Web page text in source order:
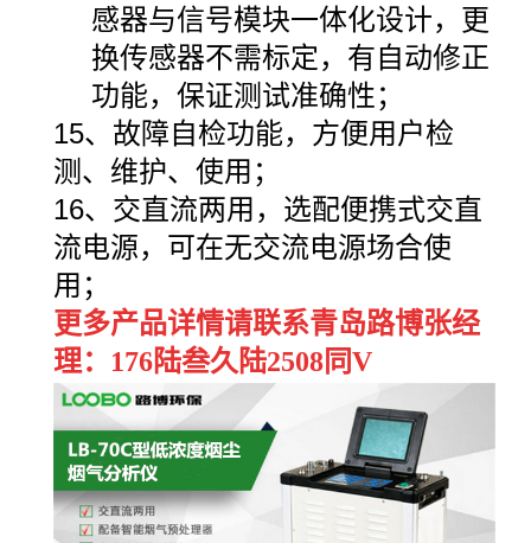
感器与信号模块一体化设计，更
换传感器不需标定，有自动修正
功能，保证测试准确性；
15、故障自检功能，方便用户检
测、维护、使用；
16、交直流两用，选配便携式交直
流电源，可在无交流电源场合使
用；
更多产品详情请联系青岛路博张经
理：176陆叁久陆2508同V